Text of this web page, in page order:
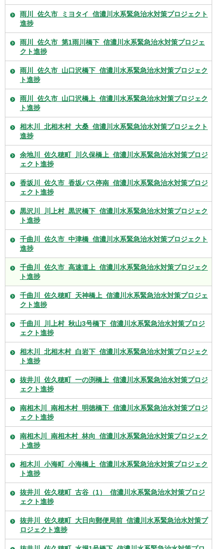
雨川_佐久市_ミヨタイ_信濃川水系緊急治水対策プロジェクト
進捗
雨川_佐久市_第1雨川橋下_信濃川水系緊急治水対策プロジェ
クト進捗
雨川_佐久市_山口沢橋下_信濃川水系緊急治水対策プロジェク
ト進捗
雨川_佐久市_山口沢橋上_信濃川水系緊急治水対策プロジェク
ト進捗
相木川_北相木村_大桑_信濃川水系緊急治水対策プロジェクト
進捗
余地川_佐久穂町_川久保橋上_信濃川水系緊急治水対策プロジ
ェクト進捗
香坂川_佐久市_香坂バス停南_信濃川水系緊急治水対策プロジ
ェクト進捗
黒沢川_川上村_黒沢橋下_信濃川水系緊急治水対策プロジェク
ト進捗
千曲川_佐久市_中津橋_信濃川水系緊急治水対策プロジェクト
進捗
千曲川_佐久市_高速道上_信濃川水系緊急治水対策プロジェク
ト進捗
千曲川_佐久穂町_天神橋上_信濃川水系緊急治水対策プロジェ
クト進捗
千曲川_川上村_秋山3号橋下_信濃川水系緊急治水対策プロジ
ェクト進捗
相木川_北相木村_白岩下_信濃川水系緊急治水対策プロジェク
ト進捗
抜井川_佐久穂町_一の渕橋上_信濃川水系緊急治水対策プロジ
ェクト進捗
南相木川_南相木村_明徳橋下_信濃川水系緊急治水対策プロジ
ェクト進捗
南相木川_南相木村_林向_信濃川水系緊急治水対策プロジェク
ト進捗
相木川_小海町_小海橋上_信濃川水系緊急治水対策プロジェク
ト進捗
抜井川_佐久穂町_古谷（1）_信濃川水系緊急治水対策プロジ
ェクト進捗
抜井川_佐久穂町_大日向郵便局前_信濃川水系緊急治水対策プ
ロジェクト進捗